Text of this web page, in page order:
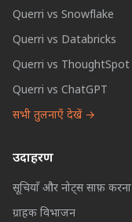
Querri vs Snowflake
Querri vs Databricks
Querri vs ThoughtSpot
Querri vs ChatGPT
सभी तुलनाएँ देखें →
उदाहरण
सूचियाँ और नोट्स साफ़ करना
ग्राहक विभाजन